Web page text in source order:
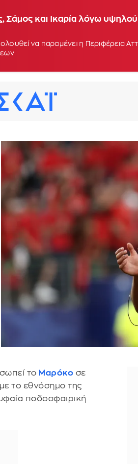
Σάμος και Ικαρία λόγω
να παραμένει η Περιφέρεια
το Μαρόκο σε
το εθνόσημο της
ποδοσφαιρική